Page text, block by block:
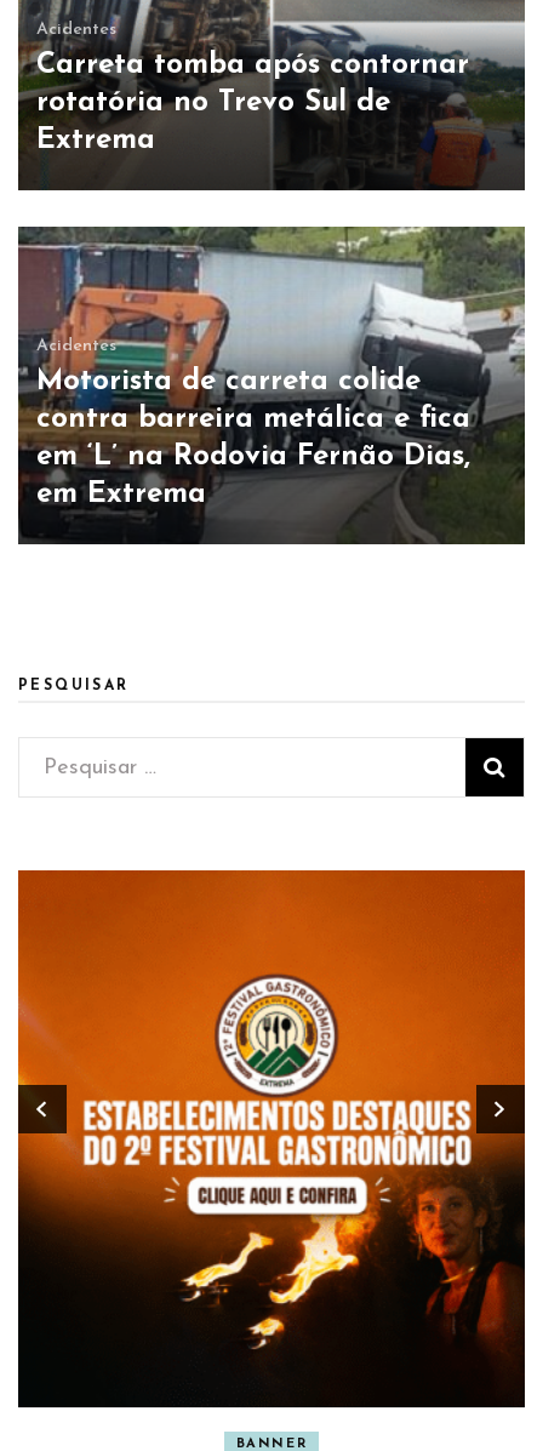
Acidentes
Carreta tomba após contornar
rotatória no Trevo Sul de
Extrema
Acidentes
Motorista de carreta colide
contra barreira metálica e fica
em ‘L’ na Rodovia Fernão Dias,
em Extrema
PESQUISAR
Pesquisar
por:
BANNER